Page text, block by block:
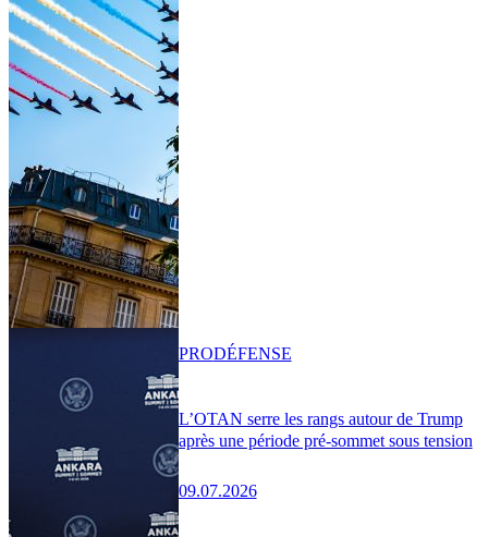
L’OTAN serre les rangs autour de Trump
après une période pré-sommet sous tension
09.07.2026
PRODÉFENSE